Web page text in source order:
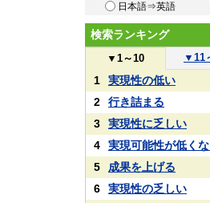
日本語⇒英語
検索ランキング
▼ 1～10 ▼ 11
1
実現性の低い
2
行き詰まる
3
実現性に乏しい
4
実現可能性が低く
5
成果を上げる
6
実現性の乏しい